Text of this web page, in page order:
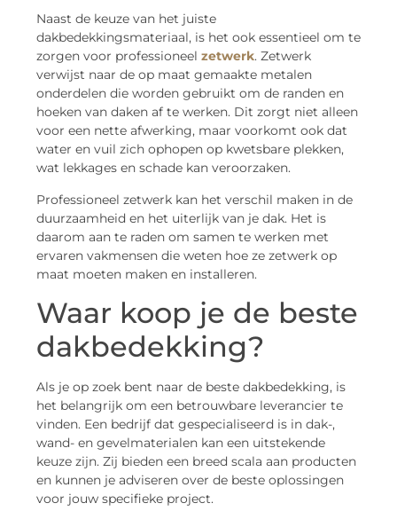
Naast de keuze van het juiste
dakbedekkingsmateriaal, is het ook essentieel om te
zorgen voor professioneel zetwerk. Zetwerk
verwijst naar de op maat gemaakte metalen
onderdelen die worden gebruikt om de randen en
hoeken van daken af te werken. Dit zorgt niet alleen
voor een nette afwerking, maar voorkomt ook dat
water en vuil zich ophopen op kwetsbare plekken,
wat lekkages en schade kan veroorzaken.
Professioneel zetwerk kan het verschil maken in de
duurzaamheid en het uiterlijk van je dak. Het is
daarom aan te raden om samen te werken met
ervaren vakmensen die weten hoe ze zetwerk op
maat moeten maken en installeren.
Waar koop je de beste
dakbedekking?
Als je op zoek bent naar de beste dakbedekking, is
het belangrijk om een betrouwbare leverancier te
vinden. Een bedrijf dat gespecialiseerd is in dak-,
wand- en gevelmaterialen kan een uitstekende
keuze zijn. Zij bieden een breed scala aan producten
en kunnen je adviseren over de beste oplossingen
voor jouw specifieke project.